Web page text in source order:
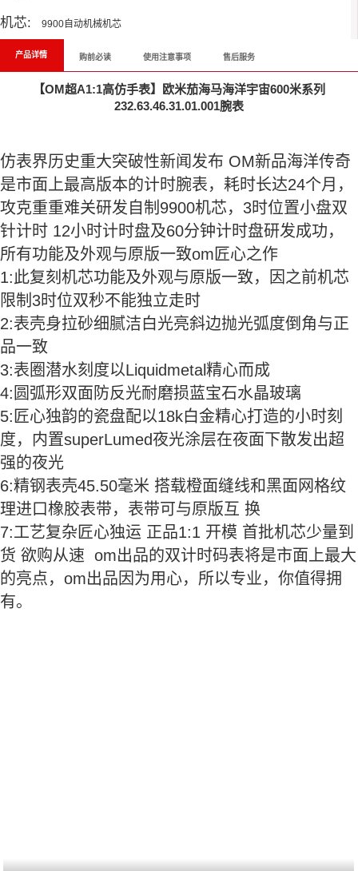
机芯: 9900自动机械机芯
产品详情 购前必读 使用注意事项 售后服务
【OM超A1:1高仿手表】欧米茄海马海洋宇宙600米系列
232.63.46.31.01.001腕表
仿表界历史重大突破性新闻发布 OM新品海洋传奇
是市面上最高版本的计时腕表，耗时长达24个月，
攻克重重难关研发自制9900机芯，3时位置小盘双
针计时 12小时计时盘及60分钟计时盘研发成功，
所有功能及外观与原版一致om匠心之作
1:此复刻机芯功能及外观与原版一致，因之前机芯
限制3时位双秒不能独立走时
2:表壳身拉砂细腻洁白光亮斜边抛光弧度倒角与正
品一致
3:表圈潜水刻度以Liquidmetal精心而成
4:圆弧形双面防反光耐磨损蓝宝石水晶玻璃
5:匠心独韵的瓷盘配以18k白金精心打造的小时刻
度，内置superLumed夜光涂层在夜面下散发出超
强的夜光
6:精钢表壳45.50毫米 搭载橙面缝线和黑面网格纹
理进口橡胶表带，表带可与原版互 换
7:工艺复杂匠心独运 正品1:1 开模 首批机芯少量到
货 欲购从速 om出品的双计时码表将是市面上最大
的亮点，om出品因为用心，所以专业，你值得拥
有。